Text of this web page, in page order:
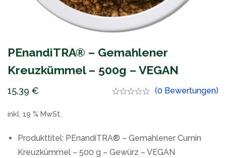
PEnandiTRA® – Gemahlener
Kreuzkümmel – 500g – VEGAN
15,39 € (0 Bewertungen)
inkl. 19 % MwSt.
Produkttitel: PEnandiTRA® – Gemahlener Cumin
Kreuzkümmel – 500 g – Gewürz – VEGAN